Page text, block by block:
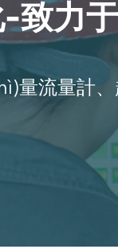
致力
量計、